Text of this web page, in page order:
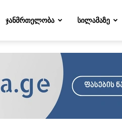
ᲯᲐᲜᲛᲠᲗᲔᲚᲝᲑᲐ ᲡᲘᲚᲐᲛᲐᲖᲔ